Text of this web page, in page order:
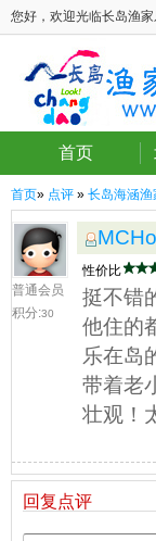
您好，欢迎光临长岛渔家
首页
首页» 点评 » 长岛海涵渔
普通会员
积分:30
性价比
挺不错
他住的
乐在岛
带着老
壮观！
回复点评